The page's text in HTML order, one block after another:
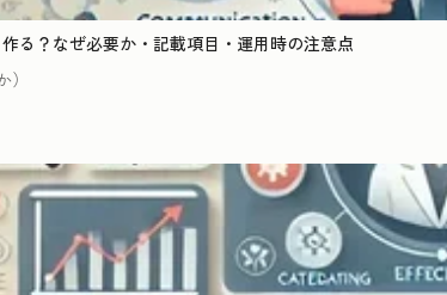
る？なぜ必要か・記載項目・運用時の注意点